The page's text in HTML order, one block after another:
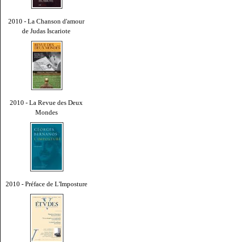
2010 - La Chanson d'amour
de Judas Iscariote
2010 - La Revue des Deux
Mondes
2010 - Préface de L'Imposture